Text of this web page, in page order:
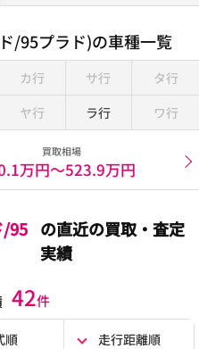
/95プラド)の車種一覧
カ行 サ行
タ行
ヤ行 ラ行 ワ行
買取相場
万円〜523.9万円
/95 の直近の買取・査定
実績
42件
順 走行距離順